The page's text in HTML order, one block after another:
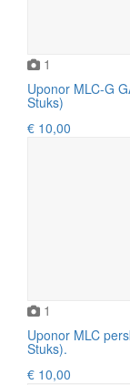
1
Uponor MLC-G
Stuks)
€ 10,00
1
Uponor MLC
Stuks).
€ 10,00